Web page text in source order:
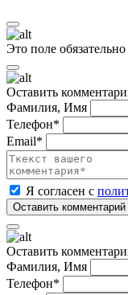
Это поле
Оставить
Фамилия, Имя
Телефон*
Email*
Я согласен с
Оставить
Фамилия, Имя
Телефон*